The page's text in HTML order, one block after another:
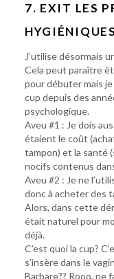
7. EXIT LES
J’utilise désormais
Cela peut paraître
pour débuter mais
cup depuis des
psychologique.
Aveu #1 : Je dois
étaient le coût
tampon) et la santé
nocifs contenus
Aveu #2 : Je ne
donc à acheter des
Alors, dans cette
était naturel pour
déjà.
C’est quoi la cup?
s’insère dans le
Barbare?? Rooo, ne